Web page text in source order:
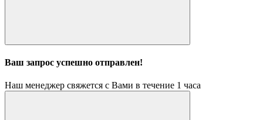
Ваш запрос успешно отправлен!
Наш менеджер свяжется с Вами в течение 1 часа